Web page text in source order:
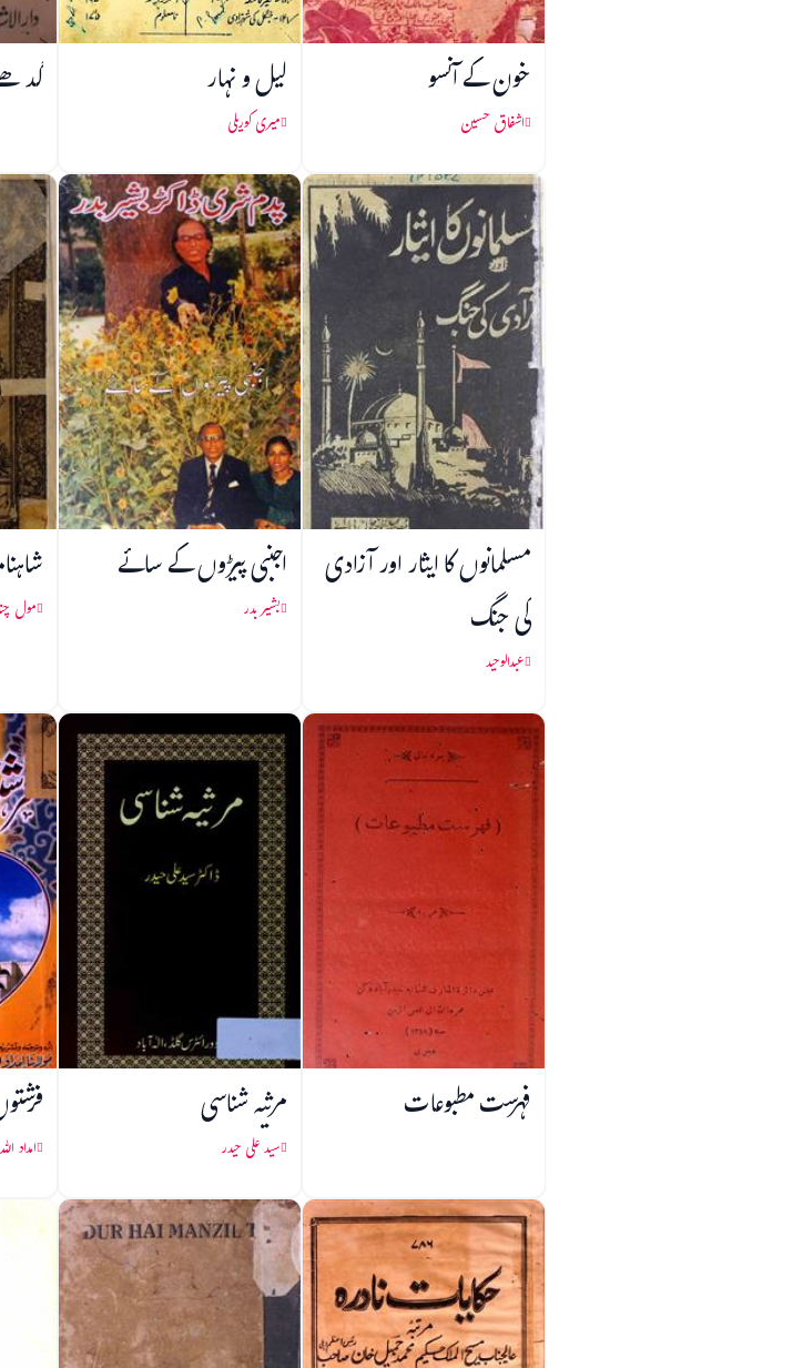
خون کے آنسو
اشفاق حسین
لیل و نہار
میری کوریلی
مسلمانوں کا ایثار اور آزادی
کی جنگ
عبدالوحید
اجنبی پیڑوں کے سائے
بشیر بدر مول
فہرست مطبوعات مرثیہ شناسی
سید علی حیدر امداد